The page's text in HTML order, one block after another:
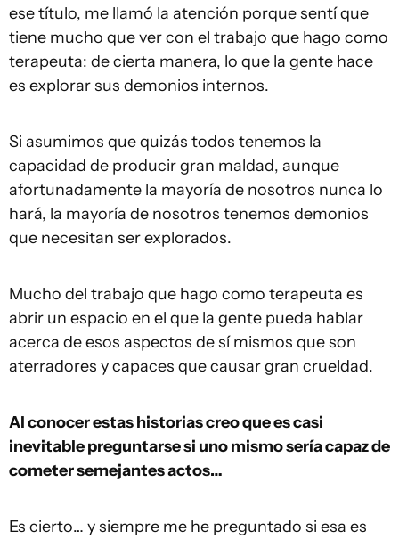
ese título, me llamó la atención porque sentí que
tiene mucho que ver con el trabajo que hago como
terapeuta: de cierta manera, lo que la gente hace
es explorar sus demonios internos.
Si asumimos que quizás todos tenemos la
capacidad de producir gran maldad, aunque
afortunadamente la mayoría de nosotros nunca lo
hará, la mayoría de nosotros tenemos demonios
que necesitan ser explorados.
Mucho del trabajo que hago como terapeuta es
abrir un espacio en el que la gente pueda hablar
acerca de esos aspectos de sí mismos que son
aterradores y capaces que causar gran crueldad.
Alconocer estas historias creo que es casi
inevitable preguntarse si uno mismo sería capaz de
cometer semejantes actos…
Es cierto… y siempre me he preguntado si esa es